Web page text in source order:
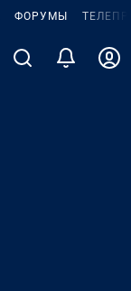
ФОРУМЫ